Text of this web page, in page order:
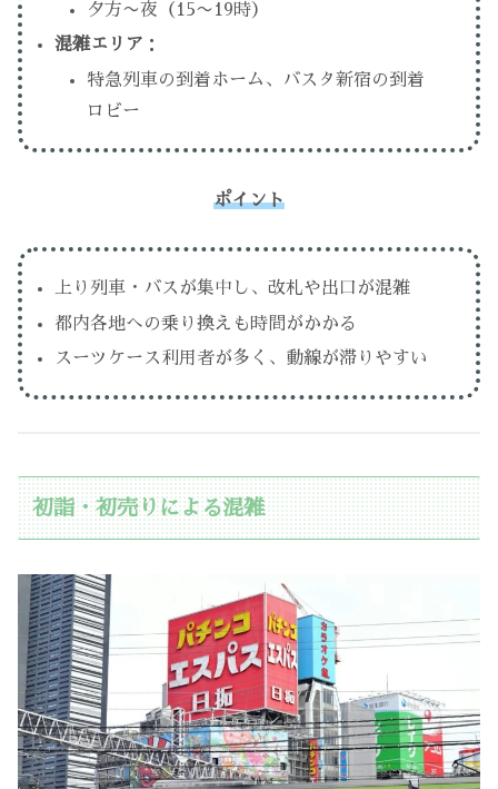
夕方〜夜（15〜19時）
混雑エリア ：
特急列車の到着ホーム、バスタ新宿の到着
ロビー
ポイント
上り列車・バスが集中し、改札や出口が混雑
都内各地への乗り換えも時間がかかる
スーツケース利用者が多く、動線が滞りやすい
初詣・初売りによる混雑